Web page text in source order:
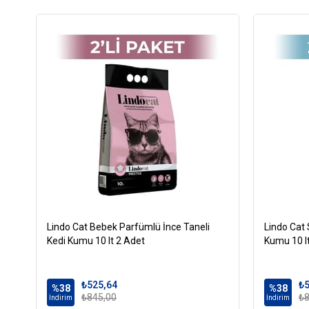
Lindo Cat Bebek Parfümlü İnce Taneli
Kedi Kumu 10 lt 2 Adet
%38
İndirim
₺525,64
₺845,00
Lindo Cat
Kumu 10
%38
İndirim